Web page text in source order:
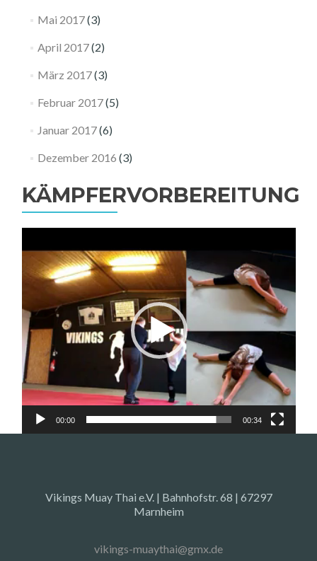
Mai 2017(3)
April 2017(2)
März 2017(3)
Februar 2017(5)
Januar 2017(6)
Dezember 2016 (3)
KÄMPFERVORBEREITUNG
Player
00:00 00:34
Vikings Muay Thai e.V. | Bahnhofstr. 68 | 67297
Marnheim
vikings-muaythai@gmx.de